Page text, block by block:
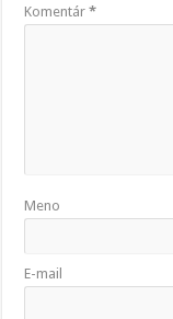
Komentár*
Meno
E-mail